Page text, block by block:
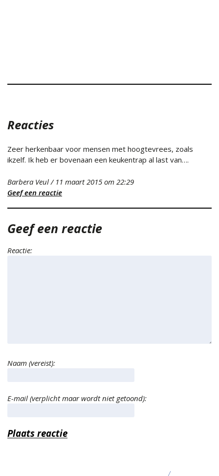
Reacties
Zeer herkenbaar voor mensen met hoogtevrees, zoals
ikzelf. Ik heb er bovenaan een keukentrap al last van….
Barbera Veul / 11 maart 2015 om 22:29
Geef een reactie
Geef een reactie
Reactie:
Naam (vereist):
E-mail (verplicht maar wordt niet getoond):
/